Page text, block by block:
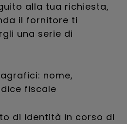
alla tua richiesta,
il fornitore ti
una serie di
nome,
fiscale
di identità in corso di